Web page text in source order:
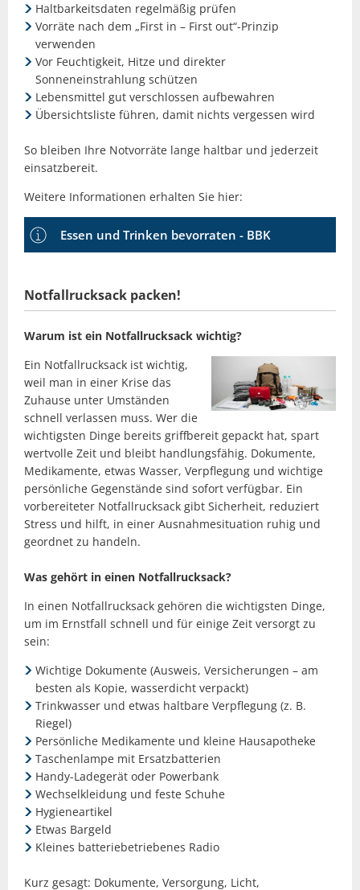
Haltbarkeitsdaten regelmäßig prüfen
Vorräte nach dem „First in – First out“-Prinzip
verwenden
Vor Feuchtigkeit, Hitze und direkter
Sonneneinstrahlung schützen
Lebensmittel gut verschlossen aufbewahren
Übersichtsliste führen, damit nichts vergessen wird
So bleiben Ihre Notvorräte lange haltbar und jederzeit
einsatzbereit.
Weitere Informationen erhalten Sie hier:
Essen und Trinken bevorraten - BBK
Notfallrucksack packen!
Warum ist ein Notfallrucksack wichtig?
Ein Notfallrucksack ist wichtig,
weil man in einer Krise das
Zuhause unter Umständen
schnell verlassen muss. Wer die
wichtigsten Dinge bereits griffbereit gepackt hat, spart
wertvolle Zeit und bleibt handlungsfähig. Dokumente,
Medikamente, etwas Wasser, Verpflegung und wichtige
persönliche Gegenstände sind sofort verfügbar. Ein
vorbereiteter Notfallrucksack gibt Sicherheit, reduziert
Stress und hilft, in einer Ausnahmesituation ruhig und
geordnet zu handeln.
Was gehört in einen Notfallrucksack?
In einen Notfallrucksack gehören die wichtigsten Dinge,
um im Ernstfall schnell und für einige Zeit versorgt zu
sein:
Wichtige Dokumente (Ausweis, Versicherungen – am
besten als Kopie, wasserdicht verpackt)
Trinkwasser und etwas haltbare Verpflegung (z. B.
Riegel)
Persönliche Medikamente und kleine Hausapotheke
Taschenlampe mit Ersatzbatterien
Handy-Ladegerät oder Powerbank
Wechselkleidung und feste Schuhe
Hygieneartikel
Etwas Bargeld
Kleines batteriebetriebenes Radio
Kurz gesagt: Dokumente, Versorgung, Licht,